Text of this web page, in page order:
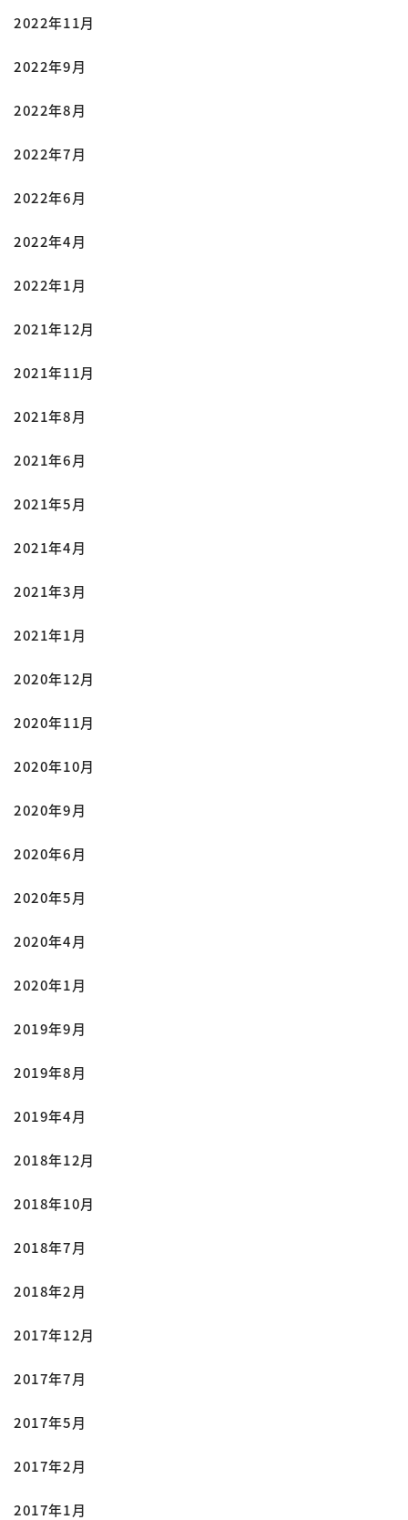
2022年11月
2022年9月
2022年8月
2022年7月
2022年6月
2022年4月
2022年1月
2021年12月
2021年11月
2021年8月
2021年6月
2021年5月
2021年4月
2021年3月
2021年1月
2020年12月
2020年11月
2020年10月
2020年9月
2020年6月
2020年5月
2020年4月
2020年1月
2019年9月
2019年8月
2019年4月
2018年12月
2018年10月
2018年7月
2018年2月
2017年12月
2017年7月
2017年5月
2017年2月
2017年1月